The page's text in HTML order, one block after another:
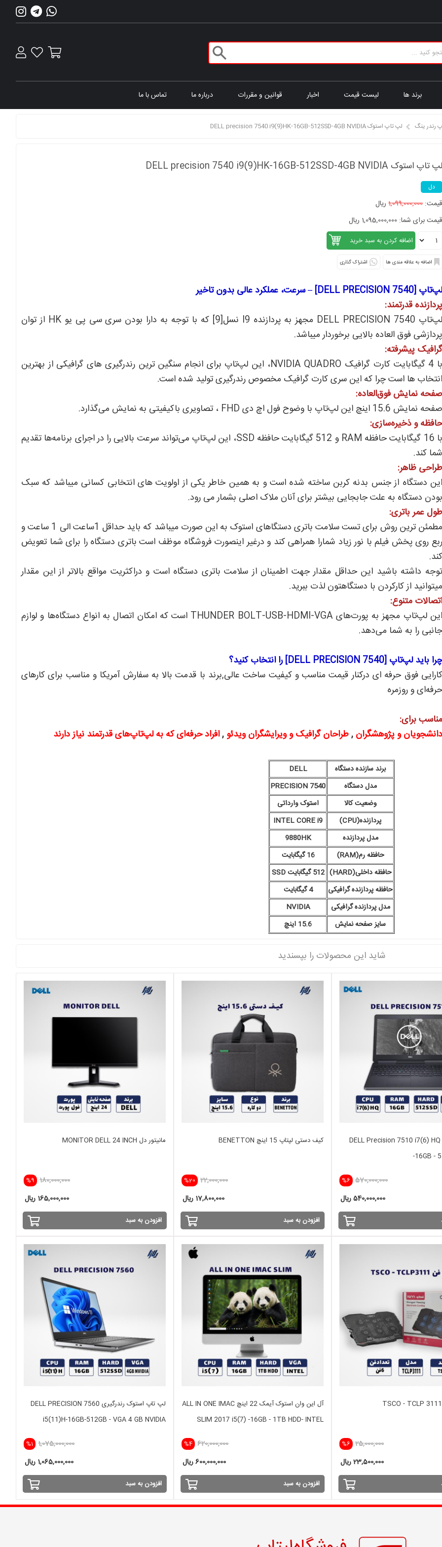
برند ها لیست قیمت اخبار قوانین و مقررات درباره ما تماس با ما
رندر ینگ لپ تاپ استوک DELL precision 7540 i9(9)HK-16GB-512SSD-4GB NVIDIA
لپ تاپ استوک DELL precision 7540 i9(9)HK-16GB-512SSD-4GB NVIDIA
دل
قیمت: 1,099,000,000 ریال
قیمت برای شما: 1,095,000,000 ریال
اشتراک گذاری
لپ‌تاپ [DELL PRECISION 7540] – سرعت، عملکرد عالی بدون تاخیر
پردازنده قدرتمند:
لپ‌تاپ DELL PRECISION 7540 مجهز به پردازنده I9 نسل[9] که با توجه به دارا بودن سری سی پی یو HK از توان
پردازشی فوق العاده بالایی برخوردار میباشد.
گرافیک پیشرفته:
با 4 گیگابایت کارت گرافیک NVIDIA QUADRO، این لپ‌تاپ برای انجام سنگین ترین رندرگیری های گرافیکی از بهترین
انتخاب ها است چرا که این سری کارت گرافیک مخصوص رندرگیری تولید شده است.
صفحه نمایش فوق‌العاده:
صفحه نمایش 15.6 اینچ این لپ‌تاپ با وضوح فول اچ دی FHD ، تصاویری باکیفیتی به نمایش می‌گذارد.
حافظه و ذخیره‌سازی:
با 16 گیگابایت حافظه RAM و 512 گیگابایت حافظه SSD، این لپ‌تاپ می‌تواند سرعت بالایی را در اجرای برنامه‌ها تقدیم
شما کند.
طراحی ظاهر:
این دستگاه از جنس بدنه کربن ساخته شده است و به همین خاطر یکی از اولویت های انتخابی کسانی میباشد که سبک
بودن دستگاه به علت جابجایی بیشتر برای آنان ملاک اصلی بشمار می رود.
طول عمر باتری:
مطمئن ترین روش برای تست سلامت باتری دستگاهای استوک به این صورت میباشد که باید حداقل 1ساعت الی 1 ساعت و
ربع روی پخش فیلم با نور زیاد شمارا همراهی کند و درغیر اینصورت فروشگاه موظف است باتری دستگاه را برای شما تعویض
کند.
توجه داشته باشید این حداقل مقدار جهت اطمینان از سلامت باتری دستگاه است و دراکثریت مواقع بالاتر از این مقدار
میتوانید از کارکردن با دستگاهتون لذت ببرید.
اتصالات متنوع:
این لپ‌تاپ مجهز به پورت‌های THUNDER BOLT-USB-HDMI-VGA است که امکان اتصال به انواع دستگاه‌ها و لوازم
جانبی را به شما می‌دهد.
چرا باید لپ‌تاپ [DELL PRECISION 7540] را انتخاب کنید؟
کارایی فوق حرفه ای درکنار قیمت مناسب و کیفیت ساخت عالی,برند با قدمت بالا به سفارش آمریکا و مناسب برای کارهای
حرفه‌ای و روزمره
مناسب برای:
دانشجویان و پژوهشگران ,طراحان گرافیک و ویرایشگران ویدئو ,افراد حرفه‌ای که به لپ‌تاپ‌های قدرتمند نیاز دارند
برند سازنده دستگاه
DELL
مدل دستگاه
PRECISION 7540
وضعیت کالا
استوک وارداتی
پردازنده(CPU)
INTEL CORE i9
مدل پردازنده
9880HK
حافظه رم(RAM)
16 گیگابایت
حافظه داخلی(HARD)
512 گیگابایت SSD
حافظه پردازنده گرافیکی
4 گیگابایت
مدل پردازنده گرافیکی
NVIDIA
سایز صفحه نمایش
15.6 اینچ
شاید این محصولات را بپسندید
لپ تاپ استوک DELL Precision 7510 i7(6) HQ
-16GB -
%6 570,000,000
540,000,000 ریال
کیف دستی لپتاپ 15 اینچ BENETTON
%20 22,000,000
17,800,000 ریال
افزودن به سبد
مانیتور دل MONITOR DELL 24 INCH
%9 180,000,000
165,000,000 ریال
افزودن به سبد
%6 25,000,000
23,500,000 ریال
آل این وان استوک آیمک 22 اینچ ALL IN ONE IMAC
SLIM 2017 i5(7) -16GB - 1TB HDD- INTEL
%4 620,000,000
600,000,000 ریال
افزودن به سبد
لپ تاپ استوک رندرگیری DELL PRECISION 7560
i5(11)H-16GB-512GB - VGA 4 GB NVIDIA
%1 1,075,000,000
1,065,000,000 ریال
افزودن به سبد